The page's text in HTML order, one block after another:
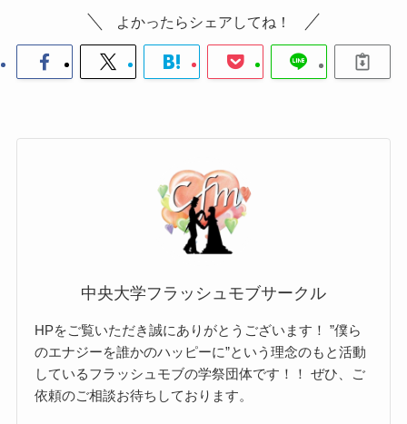
よかったらシェアしてね！
中央大学フラッシュモブサークル
HPをご覧いただき誠にありがとうございます！ ”僕ら
のエナジーを誰かのハッピーに”という理念のもと活動
しているフラッシュモブの学祭団体です！！ ぜひ、ご
依頼のご相談お待ちしております。